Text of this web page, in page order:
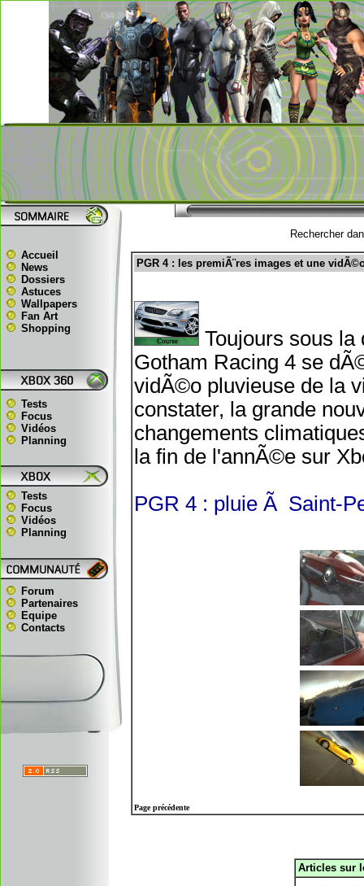
Accueil
News
Dossiers
Astuces
Wallpapers
Fan Art
Shopping
Tests
Focus
Vidéos
Planning
Tests
Focus
Vidéos
Planning
Forum
Partenaires
Equipe
Contacts
Rechercher
PGR 4 : les premiÃ¨res images et une
Toujours sous
Gotham Racing 4 se
vidÃ©o pluvieuse de la
constater, la grande
changements
la fin de l'annÃ©e sur
PGR 4 : pluie Ã Saint-
Page précédente
Articles sur